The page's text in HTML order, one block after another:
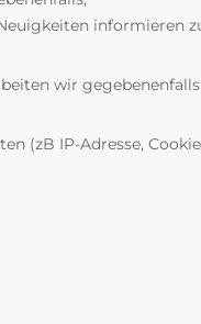
informieren
wir gegebenenfalls
(zB IP-Adresse,